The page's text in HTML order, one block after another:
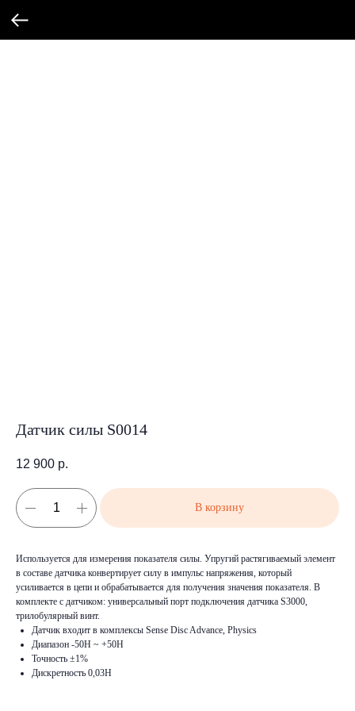
Датчик силы S0014
12 900 р.
В корзину
Используется для измерения показателя силы. Упругий растягиваемый элемент
в составе датчика конвертирует силу в импульс напряжения, который
усиливается в цепи и обрабатывается для получения значения показателя. В
комплекте с датчиком: универсальный порт подключения датчика S3000,
трилобулярный винт.
Датчик входит в комплексы Sense Disc Advance, Physics
Диапазон -50Н ~ +50Н
Точность ±1%
Дискретность 0,03Н